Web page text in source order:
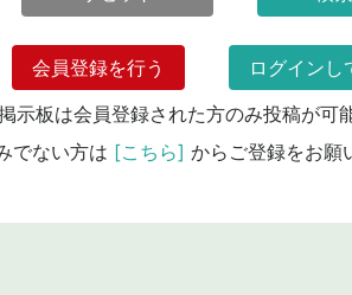
会員登録を行う
ログインし
示板は会員登録された方のみ投稿が可
でない方は [こちら] からご登録をお願